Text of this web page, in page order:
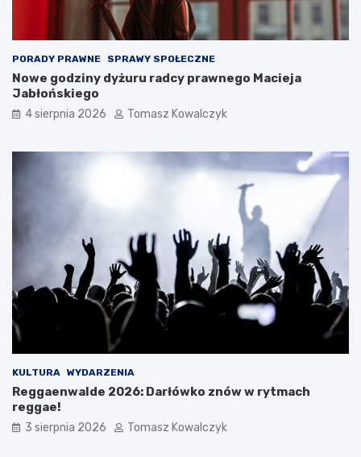
PORADY PRAWNE SPRAWY SPOŁECZNE
Nowe godziny dyżuru radcy prawnego Macieja
Jabłońskiego
4 sierpnia 2026 Tomasz Kowalczyk
KULTURA WYDARZENIA
Reggaenwalde 2026: Darłówko znów w rytmach
reggae!
3 sierpnia 2026 Tomasz Kowalczyk